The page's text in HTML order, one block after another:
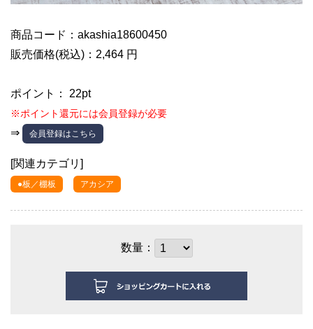
商品コード：akashia18600450
販売価格(税込)：2,464 円
ポイント： 22pt
※ポイント還元には会員登録が必要
⇒ 会員登録はこちら
[関連カテゴリ]
●板／棚板 アカシア
数量：